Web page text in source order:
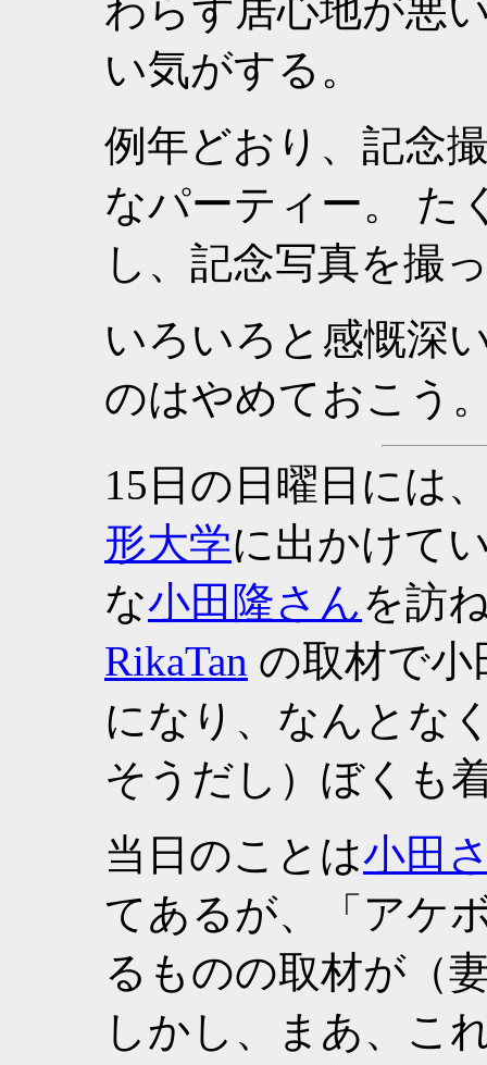
わらず居心地が悪
い気がする。
例年どおり、記念
なパーティー。 た
し、記念写真を撮
いろいろと感慨深
のはやめておこう
15日の日曜日には
形大学に出かけて
な小田隆さんを訪
RikaTan の取材で
になり、なんとな
そうだし）ぼくも
当日のことは小田
てあるが、「アケ
るものの取材が（
しかし、まあ、こ